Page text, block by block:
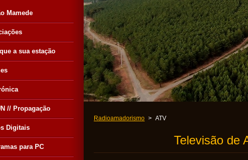
Radioamadorismo > ATV
Televisão de
Mamede
a sua estação
// Propagação
Digitais
para PC